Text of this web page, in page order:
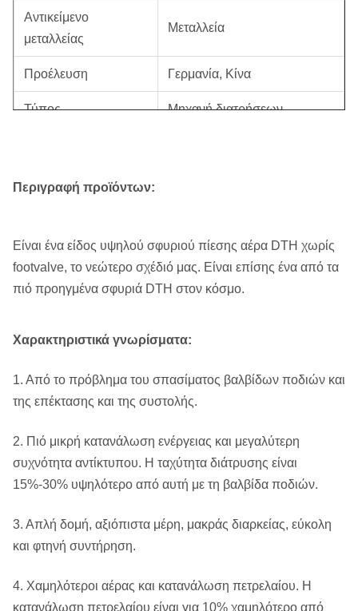
Αντικείμενο
μεταλλείας
Μεταλλεία
Προέλευση Γερμανία, Κίνα
Τύπος Μηχανή διατρήσεων
Κώδικας HS
μεταλλείας
Χρήση μαζί με τα κομμάτια
Ανθρακωρυχείο, λατομείο
Διάμετρος τρυπανιών 65305mm
Συσκευασία
μεταφορών
Ξύλινο κιβώτιο πτυχών
Περιγραφή προϊόντων:
Είναι ένα είδος υψηλού σφυριού πίεσης αέρα DTH χωρίς
footvalve, το νεώτερο σχέδιό μας. Είναι επίσης ένα από τα
πιό προηγμένα σφυριά DTH στον κόσμο.
Χαρακτηριστικά γνωρίσματα:
1. Από το πρόβλημα του σπασίματος βαλβίδων ποδιών και
της επέκτασης και της συστολής.
2. Πιό μικρή κατανάλωση ενέργειας και μεγαλύτερη
συχνότητα αντίκτυπου. Η ταχύτητα διάτρυσης είναι
15%-30% υψηλότερο από αυτή με τη βαλβίδα ποδιών.
3. Απλή δομή, αξιόπιστα μέρη, μακράς διαρκείας, εύκολη
και φτηνή συντήρηση.
4. Χαμηλότεροι αέρας και κατανάλωση πετρελαίου. Η
κατανάλωση πετρελαίου είναι για 10% χαμηλότερο από